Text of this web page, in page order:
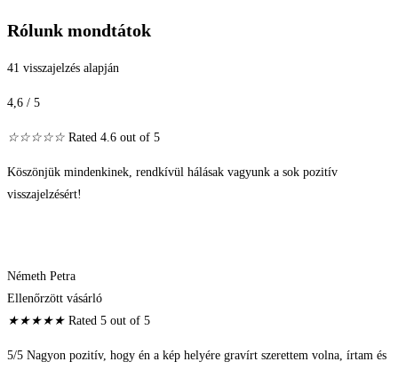
Rólunk mondtátok
41 visszajelzés alapján
4,6 / 5
☆☆☆☆☆ Rated 4.6 out of 5
Köszönjük mindenkinek, rendkívül hálásak vagyunk a sok pozitív
visszajelzésért!
Németh Petra
Ellenőrzött vásárló
★★★★★ Rated 5 out of 5
5/5 Nagyon pozitív, hogy én a kép helyére gravírt szerettem volna, írtam és